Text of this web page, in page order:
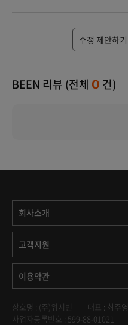
수정 제안하기
BEEN 리뷰 (전체 0 건)
회사소개
고객지원
이용약관
상호명 : (주)위시빈 대표 : 최주영
사업자등록번호 : 599-88-01021